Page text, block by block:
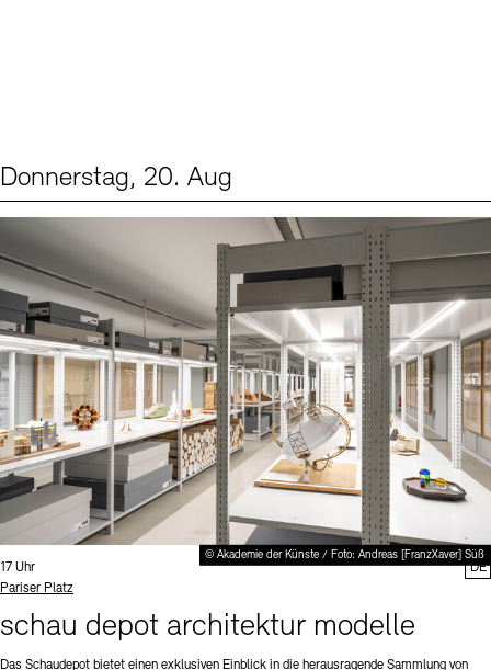
Donnerstag, 20. Aug
© Akademie der Künste / Foto: Andreas [FranzXaver] Süß
Uhrzeit:
17 Uhr
Standort
Pariser Platz
schau depot architektur modelle
Das Schaudepot bietet einen exklusiven Einblick in die herausragende Sammlung von
DE